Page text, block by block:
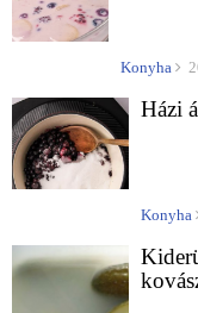
Konyha
Házi
Konyha